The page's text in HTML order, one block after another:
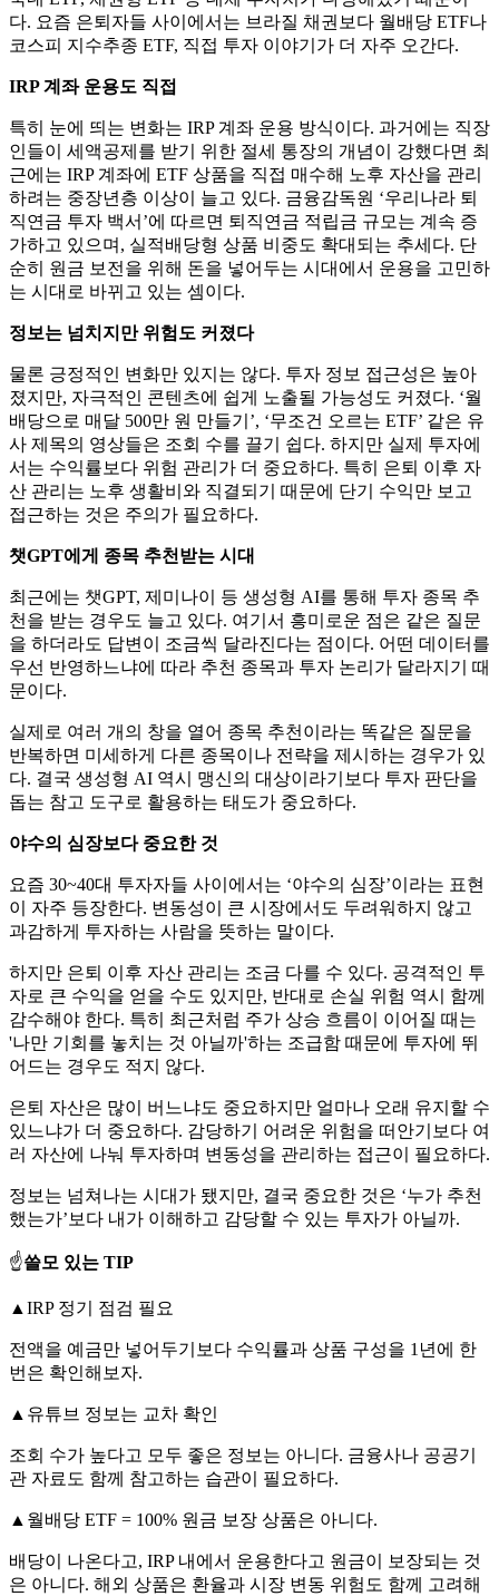
다. 요즘 은퇴자들 사이에서는 브라질 채권보다 월배당 ETF나
코스피 지수추종 ETF, 직접 투자 이야기가 더 자주 오간다.
IRP 계좌 운용도 직접
특히 눈에 띄는 변화는 IRP 계좌 운용 방식이다. 과거에는 직장
인들이 세액공제를 받기 위한 절세 통장의 개념이 강했다면 최
근에는 IRP 계좌에 ETF 상품을 직접 매수해 노후 자산을 관리
하려는 중장년층 이상이 늘고 있다. 금융감독원 ‘우리나라 퇴
직연금 투자 백서’에 따르면 퇴직연금 적립금 규모는 계속 증
가하고 있으며, 실적배당형 상품 비중도 확대되는 추세다. 단
순히 원금 보전을 위해 돈을 넣어두는 시대에서 운용을 고민하
는 시대로 바뀌고 있는 셈이다.
정보는 넘치지만 위험도 커졌다
물론 긍정적인 변화만 있지는 않다. 투자 정보 접근성은 높아
졌지만, 자극적인 콘텐츠에 쉽게 노출될 가능성도 커졌다. ‘월
배당으로 매달 500만 원 만들기’, ‘무조건 오르는 ETF’ 같은 유
사 제목의 영상들은 조회 수를 끌기 쉽다. 하지만 실제 투자에
서는 수익률보다 위험 관리가 더 중요하다. 특히 은퇴 이후 자
산 관리는 노후 생활비와 직결되기 때문에 단기 수익만 보고
접근하는 것은 주의가 필요하다.
챗GPT에게 종목 추천받는 시대
최근에는 챗GPT, 제미나이 등 생성형 AI를 통해 투자 종목 추
천을 받는 경우도 늘고 있다. 여기서 흥미로운 점은 같은 질문
을 하더라도 답변이 조금씩 달라진다는 점이다. 어떤 데이터를
우선 반영하느냐에 따라 추천 종목과 투자 논리가 달라지기 때
문이다.
실제로 여러 개의 창을 열어 종목 추천이라는 똑같은 질문을
반복하면 미세하게 다른 종목이나 전략을 제시하는 경우가 있
다. 결국 생성형 AI 역시 맹신의 대상이라기보다 투자 판단을
돕는 참고 도구로 활용하는 태도가 중요하다.
야수의 심장보다 중요한 것
요즘 30~40대 투자자들 사이에서는 ‘야수의 심장’이라는 표현
이 자주 등장한다. 변동성이 큰 시장에서도 두려워하지 않고
과감하게 투자하는 사람을 뜻하는 말이다.
하지만 은퇴 이후 자산 관리는 조금 다를 수 있다. 공격적인 투
자로 큰 수익을 얻을 수도 있지만, 반대로 손실 위험 역시 함께
감수해야 한다. 특히 최근처럼 주가 상승 흐름이 이어질 때는
'나만 기회를 놓치는 것 아닐까'하는 조급함 때문에 투자에 뛰
어드는 경우도 적지 않다.
은퇴 자산은 많이 버느냐도 중요하지만 얼마나 오래 유지할 수
있느냐가 더 중요하다. 감당하기 어려운 위험을 떠안기보다 여
러 자산에 나눠 투자하며 변동성을 관리하는 접근이 필요하다.
정보는 넘쳐나는 시대가 됐지만, 결국 중요한 것은 ‘누가 추천
했는가’보다 내가 이해하고 감당할 수 있는 투자가 아닐까.
☝️쓸모 있는 TIP
▲IRP 정기 점검 필요
전액을 예금만 넣어두기보다 수익률과 상품 구성을 1년에 한
번은 확인해보자.
▲유튜브 정보는 교차 확인
조회 수가 높다고 모두 좋은 정보는 아니다. 금융사나 공공기
관 자료도 함께 참고하는 습관이 필요하다.
▲월배당 ETF = 100% 원금 보장 상품은 아니다.
배당이 나온다고, IRP 내에서 운용한다고 원금이 보장되는 것
은 아니다. 해외 상품은 환율과 시장 변동 위험도 함께 고려해